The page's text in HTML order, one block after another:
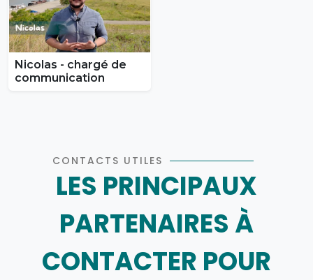
Nicolas - chargé de
communication
CONTACTS UTILES
LES PRINCIPAUX
PARTENAIRES À
CONTACTER POUR